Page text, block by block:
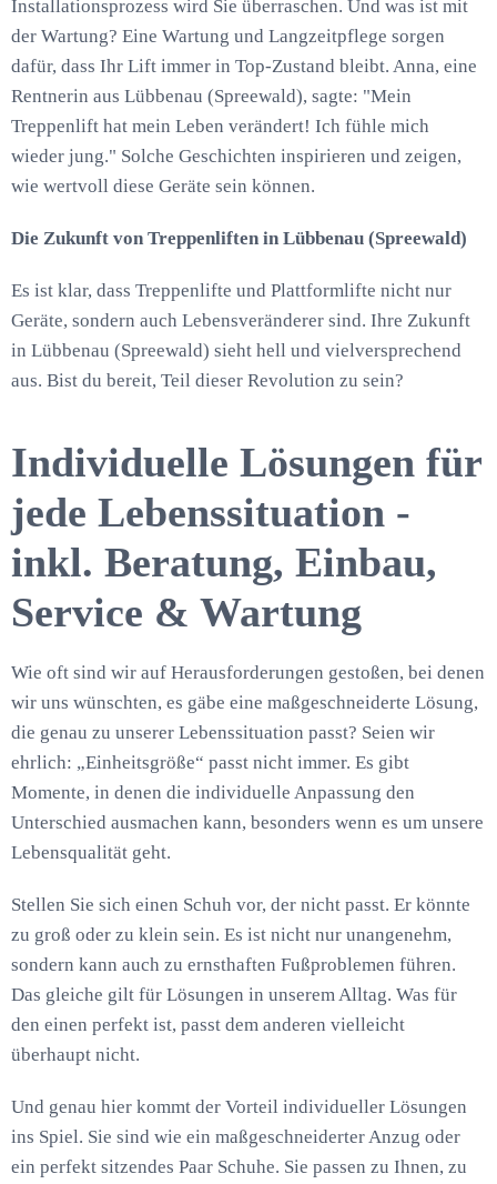
Installationsprozess wird Sie überraschen. Und was ist mit
der Wartung? Eine Wartung und Langzeitpflege sorgen
dafür, dass Ihr Lift immer in Top-Zustand bleibt. Anna, eine
Rentnerin aus Lübbenau (Spreewald), sagte: "Mein
Treppenlift hat mein Leben verändert! Ich fühle mich
wieder jung." Solche Geschichten inspirieren und zeigen,
wie wertvoll diese Geräte sein können.
Die Zukunft von Treppenliften in Lübbenau (Spreewald)
Es ist klar, dass Treppenlifte und Plattformlifte nicht nur
Geräte, sondern auch Lebensveränderer sind. Ihre Zukunft
in Lübbenau (Spreewald) sieht hell und vielversprechend
aus. Bist du bereit, Teil dieser Revolution zu sein?
Individuelle Lösungen für
jede Lebenssituation -
inkl. Beratung, Einbau,
Service & Wartung
Wie oft sind wir auf Herausforderungen gestoßen, bei denen
wir uns wünschten, es gäbe eine maßgeschneiderte Lösung,
die genau zu unserer Lebenssituation passt? Seien wir
ehrlich: „Einheitsgröße“ passt nicht immer. Es gibt
Momente, in denen die individuelle Anpassung den
Unterschied ausmachen kann, besonders wenn es um unsere
Lebensqualität geht.
Stellen Sie sich einen Schuh vor, der nicht passt. Er könnte
zu groß oder zu klein sein. Es ist nicht nur unangenehm,
sondern kann auch zu ernsthaften Fußproblemen führen.
Das gleiche gilt für Lösungen in unserem Alltag. Was für
den einen perfekt ist, passt dem anderen vielleicht
überhaupt nicht.
Und genau hier kommt der Vorteil individueller Lösungen
ins Spiel. Sie sind wie ein maßgeschneiderter Anzug oder
ein perfekt sitzendes Paar Schuhe. Sie passen zu Ihnen, zu